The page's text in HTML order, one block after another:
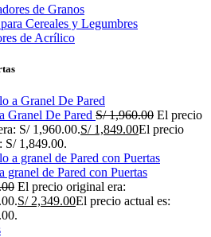
de Granos
Cereales y Legumbres
de Acrílico
Granel De Pared S/1,960.00 El precio
S/ 1,960.00.S/1,849.00El precio
S/ 1,849.00.
granel de Pared con Puertas
El precio original era:
S/2,349.00El precio actual es: